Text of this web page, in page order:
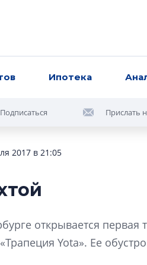
Ипотека
Подписаться Прислать
2017 в 21:05
открывается
Yota». Ее